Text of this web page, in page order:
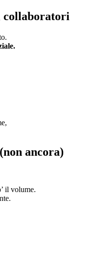
collaboratori
ancora)
il volume.